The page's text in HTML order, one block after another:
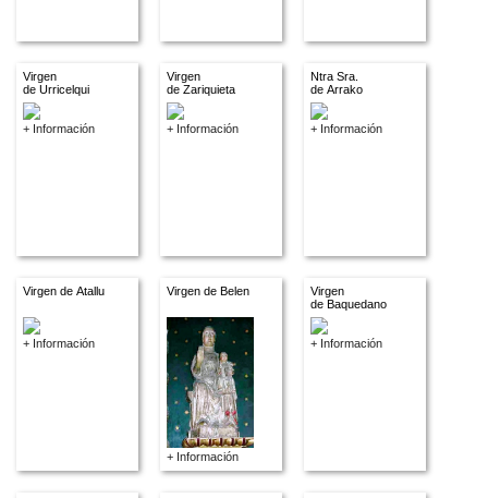
Virgen
de Urricelqui
+ Información
Virgen
de Zariquieta
+ Información
Ntra Sra.
de Arrako
+ Información
Virgen de Atallu
+ Información
Virgen de Belen
+ Información
Virgen
de Baquedano
+ Información